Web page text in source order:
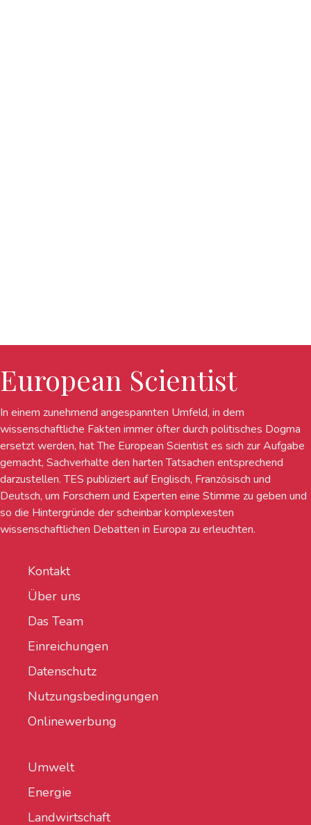
European Scientist
In einem zunehmend angespannten Umfeld, in dem
wissenschaftliche Fakten immer öfter durch politisches Dogma
ersetzt werden, hat The European Scientist es sich zur Aufgabe
gemacht, Sachverhalte den harten Tatsachen entsprechend
darzustellen. TES publiziert auf Englisch, Französisch und
Deutsch, um Forschern und Experten eine Stimme zu geben und
so die Hintergründe der scheinbar komplexesten
wissenschaftlichen Debatten in Europa zu erleuchten.
Kontakt
Über uns
Das Team
Einreichungen
Datenschutz
Nutzungsbedingungen
Onlinewerbung
Umwelt
Energie
Landwirtschaft